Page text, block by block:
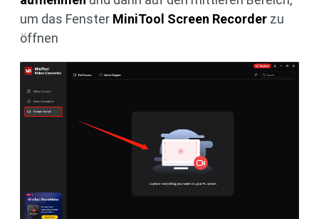
um das Fenster MiniTool Screen Recorder zu
öffnen